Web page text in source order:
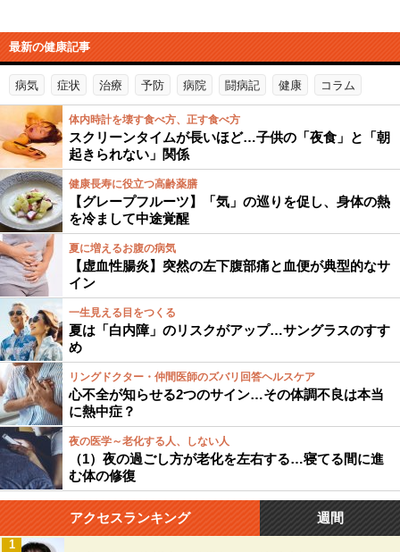
最新の健康記事
病気 症状 治療 予防 病院 闘病記 健康 コラム
体内時計を壊す食べ方、正す食べ方
スクリーンタイムが長いほど…子供の「夜食」と「朝
起きられない」関係
健康長寿に役立つ高齢薬膳
【グレープフルーツ】「気」の巡りを促し、身体の熱
を冷まして中途覚醒
夏に増えるお腹の病気
【虚血性腸炎】突然の左下腹部痛と血便が典型的なサ
イン
一生見える目をつくる
夏は「白内障」のリスクがアップ…サングラスのすす
め
リングドクター・仲間医師のズバリ回答ヘルスケア
心不全が知らせる2つのサイン…その体調不良は本当
に熱中症？
夜の医学～老化する人、しない人
（1）夜の過ごし方が老化を左右する…寝てる間に進
む体の修復
アクセスランキング 週間
1